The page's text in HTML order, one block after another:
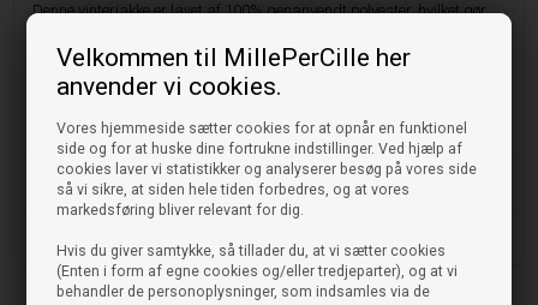
Velkommen til MillePerCille her
anvender vi cookies.
Vores hjemmeside sætter cookies for at opnår en funktionel
side og for at huske dine fortrukne indstillinger. Ved hjælp af
cookies laver vi statistikker og analyserer besøg på vores side
så vi sikre, at siden hele tiden forbedres, og at vores
markedsføring bliver relevant for dig.
Hvis du giver samtykke, så tillader du, at vi sætter cookies
(Enten i form af egne cookies og/eller tredjeparter), og at vi
behandler de personoplysninger, som indsamles via de
Denne vinterjakke er lavet af 100% genanvendt polyester, hvilket gør
polyesterfibre, hvor 37% er planteudvundet, hvilket bidrager til dens
gode isoleringsevne. Med Calvin Klein som producent er du
unisex-brugere, der ønsker en trendy og miljøvenlig overtøjsmulighed.
Vask og pleje